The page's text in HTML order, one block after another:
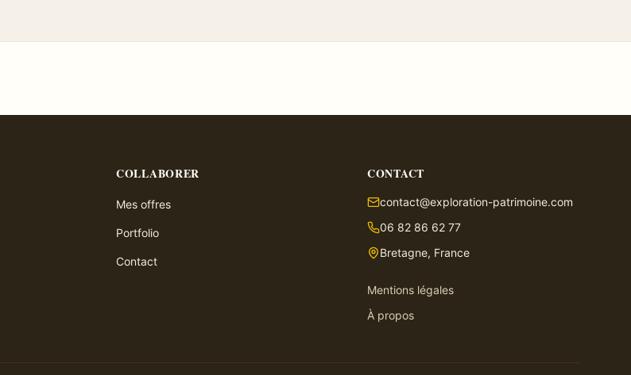
COLLABORER
Mes offres
Portfolio
Contact
CONTACT
contact@exploration-patrimoine.com
06 82 86 62 77
Bretagne, France
Mentions légales
À propos